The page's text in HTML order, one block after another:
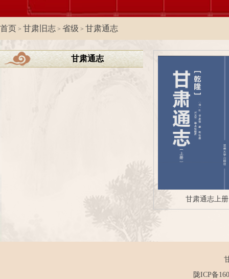
首页 > 甘肃旧志 > 省级 > 甘肃通志
甘肃通志
甘肃通志上册
陇ICP备